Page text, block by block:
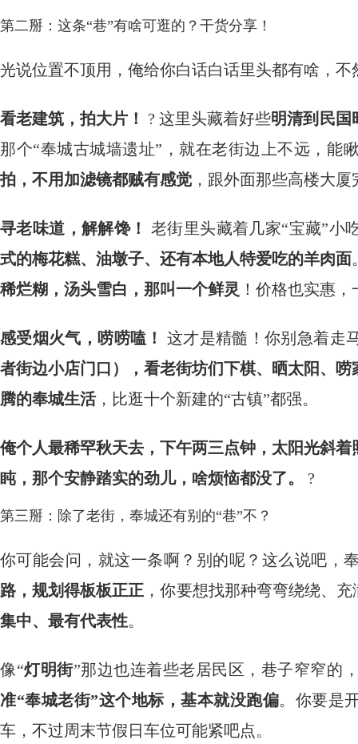
第二掰：这条“巷”有啥可逛的？干货分享！
光说位置不顶用，俺给你白话白话里头都有啥，
看老建筑，拍大片！ ​ ? 这里头藏着好些明清到民国
那个“奉城古城墙遗址”，就在老街边上不远，能
拍，不用加滤镜都贼有感觉，跟外面那些高楼大厦
寻老味道，解解馋！
老街里头藏着几家“宝藏”小
式的梅花糕、油墩子、还有本地人特爱吃的羊肉面
稀烂糊，汤头雪白，那叫一个鲜灵 ！价格也实惠
感受烟火气，唠唠嗑！
这才是精髓！你别急着走
者街边小店门口），看老街坊们下棋、晒太阳、唠
腾的奉城生活，比逛十个新建的“古镇”都强。
俺个人最稀罕秋天去，下午两三点钟，太阳光斜
盹，那个安静踏实的劲儿，啥烦恼都没了。
​ ?
第三掰：除了老街，奉城还有别的“巷”不？
你可能会问，就这一条啊？别的呢？这么说吧，
路，规划得板板正正 ，你要想找那种弯弯绕绕、
集中、最有代表性。
像“灯明街”那边也连着些老居民区，巷子窄窄的
准“奉城老街”这个地标，基本就没跑偏。你要是
车，不过周末节假日车位可能紧吧点。